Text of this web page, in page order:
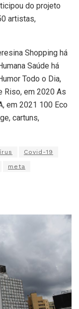
do projeto
artistas,
Shopping há
Saúde há
Todo o Dia,
Riso, em 2020 As
em 2021 100 Eco
cartuns,
Covid-19
meta